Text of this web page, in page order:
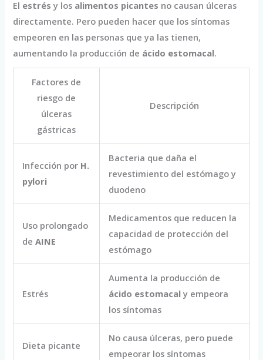
El estrés y los alimentos picantes no causan úlceras
directamente. Pero pueden hacer que los síntomas
empeoren en las personas que ya las tienen,
aumentando la producción de ácido estomacal.
Factores de
riesgo de
úlceras
gástricas
Descripción
Infección por H.
pylori
Bacteria que daña el
revestimiento del estómago y
duodeno
Uso prolongado
deAINE
Medicamentos que reducen la
capacidad de protección del
estómago
Estrés
Aumenta la producción de
ácido estomacal y empeora
los síntomas
Dieta picante
No causa úlceras, pero puede
empeorar los síntomas